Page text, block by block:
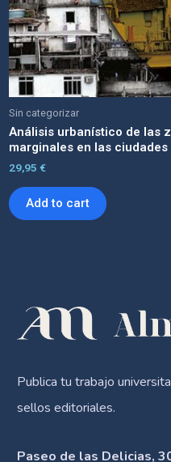
Sin categorizar
Análisis urbanístico de las
marginales en las ciudades
29,95 €
Add to cart
Publica tu trabajo
sellos editoriales.
Paseo de las Delicias,